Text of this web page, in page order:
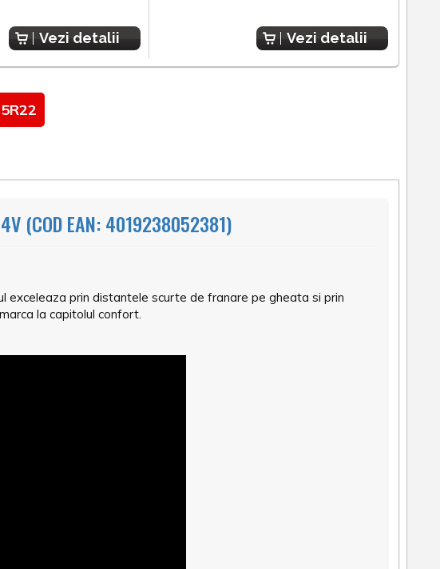
Vezi detalii Vezi detalii
(COD EAN: 4019238052381)
prin distantele scurte de franare pe gheata si prin
la capitolul confort.